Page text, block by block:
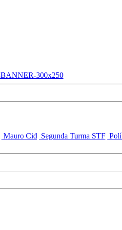
Mauro Cid Segunda Turma STF